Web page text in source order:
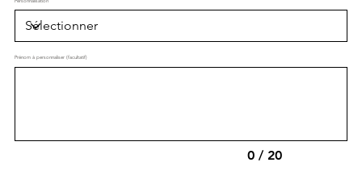
Prénom à personnaliser (facultatif)
0 / 20